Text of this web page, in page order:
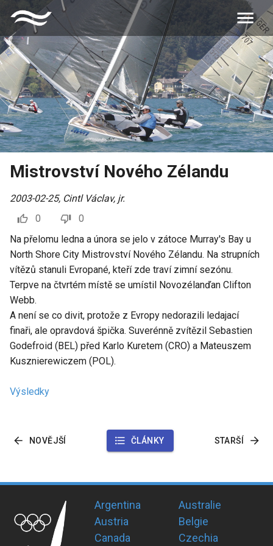
Mistrovství Nového Zélandu
2003-02-25, Cintl Václav, jr.
0
0
Na přelomu ledna a února se jelo v zátoce Murray's Bay u
North Shore City Mistrovství Nového Zélandu. Na strupních
vítězů stanuli Evropané, kteří zde traví zimní sezónu.
Terpve na čtvrtém místě se umístil Novozélanďan Clifton
Webb.
A není se co divit, protože z Evropy nedorazili ledajací
finaři, ale opravdová špička. Suverénně zvítězil Sebastien
Godefroid (BEL) před Karlo Kuretem (CRO) a Mateuszem
Kusznierewiczem (POL).
Výsledky
NOVĚJŠÍ ČLÁNKY STARŠÍ
Argentina
Australie
Austria
Belgie
Canada
Czechia